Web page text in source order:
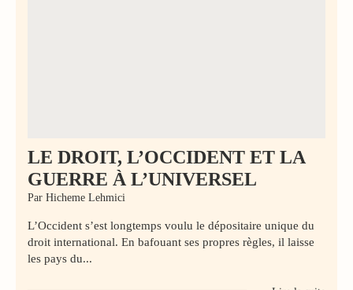
LE DROIT, L’OCCIDENT ET LA
GUERRE À L’UNIVERSEL
Par Hicheme Lehmici
L’Occident s’est longtemps voulu le dépositaire unique du
droit international. En bafouant ses propres règles, il laisse
les pays du...